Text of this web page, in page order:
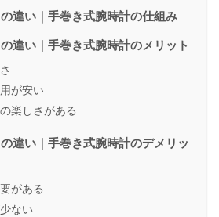
違い｜手巻き式腕時計の仕組み
違い｜手巻き式腕時計のメリット
が安い
楽しさがある
違い｜手巻き式腕時計のデメリッ
がある
ない